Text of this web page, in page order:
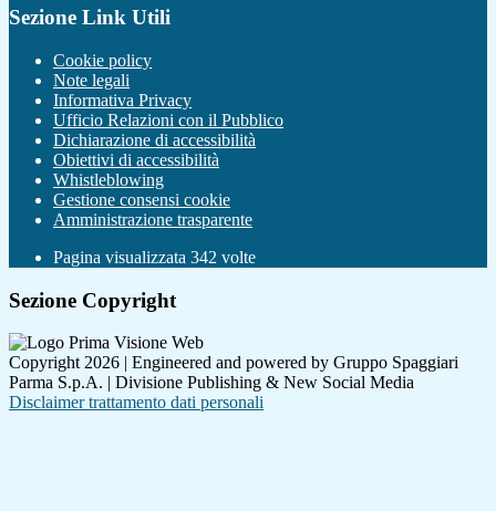
Sezione Link Utili
Cookie policy
Note legali
Informativa Privacy
Ufficio Relazioni con il Pubblico
Dichiarazione di accessibilità
Obiettivi di accessibilità
Whistleblowing
Gestione consensi cookie
Amministrazione trasparente
Pagina visualizzata 342 volte
Sezione Copyright
Copyright 2026 | Engineered and powered by Gruppo Spaggiari
Parma S.p.A. | Divisione Publishing & New Social Media
Disclaimer trattamento dati personali